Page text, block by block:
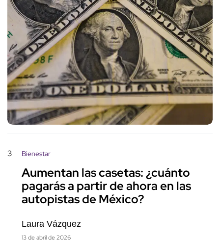
3 Bienestar
Aumentan las casetas: ¿cuánto
pagarás a partir de ahora en las
autopistas de México?
Laura Vázquez
13 de abril de 2026